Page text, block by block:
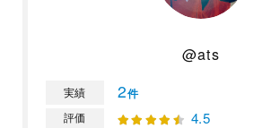
@ats
実績 2件
評価
4.5